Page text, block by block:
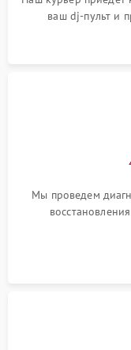
ваш dj-пульт и
Мы проведем